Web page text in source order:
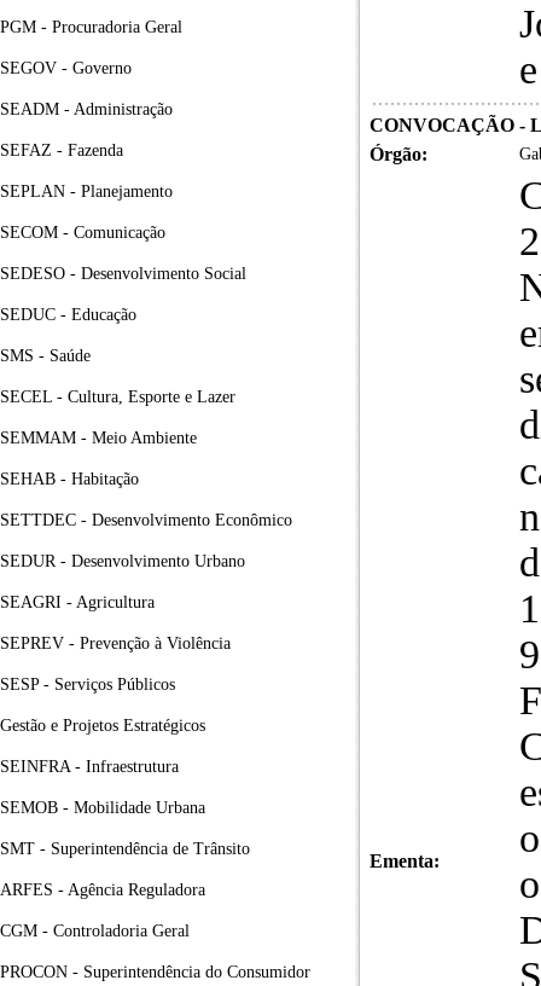
PGM - Procuradoria Geral
SEGOV - Governo
SEADM - Administração
SEFAZ - Fazenda
SEPLAN - Planejamento
SECOM - Comunicação
SEDESO - Desenvolvimento Social
SEDUC - Educação
SMS - Saúde
SECEL - Cultura, Esporte e Lazer
SEMMAM - Meio Ambiente
SEHAB - Habitação
SETTDEC - Desenvolvimento Econômico
SEDUR - Desenvolvimento Urbano
SEAGRI - Agricultura
SEPREV - Prevenção à Violência
SESP - Serviços Públicos
Gestão e Projetos Estratégicos
SEINFRA - Infraestrutura
SEMOB - Mobilidade Urbana
SMT - Superintendência de Trânsito
ARFES - Agência Reguladora
CGM - Controladoria Geral
PROCON - Superintendência do Consumidor
CONVOCAÇÃO -
Órgão:
Ementa: